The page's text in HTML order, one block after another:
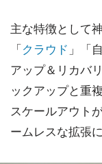
主な特徴として
「クラウド 」「
アップ＆リカバ
ックアップと重
スケールアウト
ームレスな拡張に